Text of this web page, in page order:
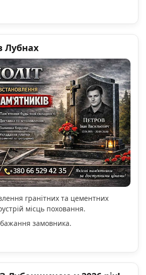
Лубнах
гранітних та цементних
місць поховання.
замовника.